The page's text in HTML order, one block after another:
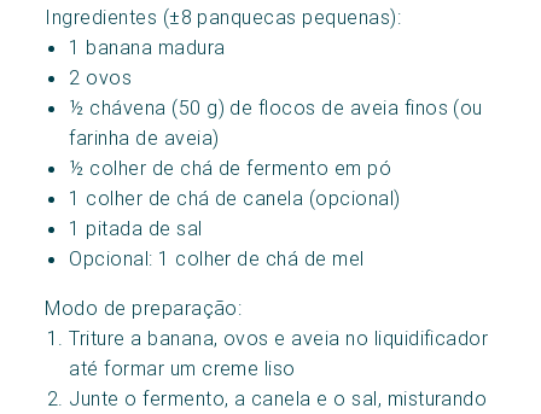
Ingredientes (±8 panquecas pequenas):
1 banana madura
2 ovos
½ chávena (50 g) de flocos de aveia finos (ou
farinha de aveia)
½ colher de chá de fermento em pó
1 colher de chá de canela (opcional)
1 pitada de sal
Opcional: 1 colher de chá de mel
Modo de preparação:
Triture a banana, ovos e aveia no liquidificador
até formar um creme liso
Junte o fermento, a canela e o sal, misturando